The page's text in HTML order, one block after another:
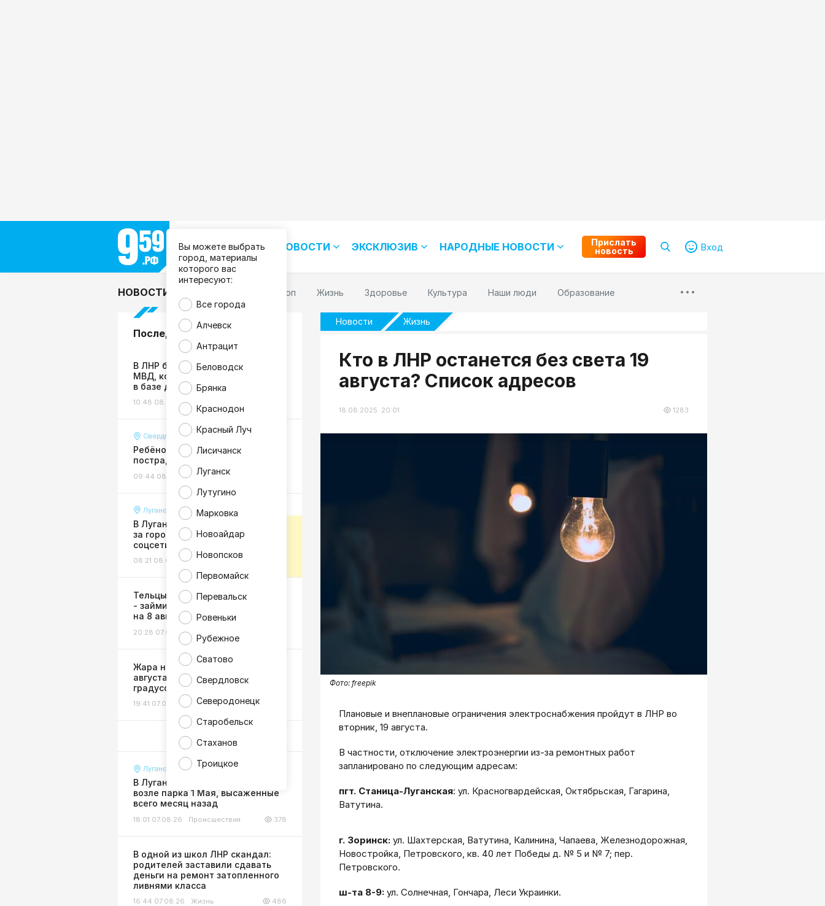
Все города
Вы можете выбрать
город, материалы
которого вас
интересуют:
Все города
Алчевск
Антрацит
Беловодск
Брянка
Краснодон
Красный Луч
Лисичанск
Луганск
Лутугино
Марковка
Новоайдар
Новопсков
Первомайск
Перевальск
Ровеньки
Рубежное
Сватово
Свердловск
Северодонецк
Старобельск
Стаханов
Троицкое
НОВОСТИ ЭКСКЛЮЗИВ НАРОДНЫЕ НОВОСТИ
Прислать
новость
Вход
НОВОСТИ Гороскоп Жизнь Здоровье Культура Наши люди Образование
Последние новости
В ЛНР будут судить сотрудника
МВД, которая «покопалась»
в базе данных ведомства
10:48 08.08.26
Свердловск
Ребёнок на электросамокате
пострадал в ДТП в Свердловске
09:44 08.08.26 Происшествия
Луганск
В Луганске прогремел взрыв,
за городом видны клубы дыма -
соцсети
08:21 08.08.26 Происшествия
Тельцы - ждите деньги, Козероги
- займитесь здоровьем: гороскоп
на 8 августа
20:28 07.08.26
Жара не отступает: в ЛНР 8
августа ожидается до +38
градусов
19:41 07.08.26 Погода
Луганск
В Луганске разгромили клумбы
возле парка 1 Мая, высаженные
всего месяц назад
18:01 07.08.26 Происшествия 378
В одной из школ ЛНР скандал:
родителей заставили сдавать
деньги на ремонт затопленного
ливнями класса
16:44 07.08.26 Жизнь 486
Новости Жизнь
Кто в ЛНР останется без света 19
августа? Список адресов
18.08.2025 20:01 1283
Фото: freepik
Плановые и внеплановые ограничения электроснабжения пройдут в ЛНР во
вторник, 19 августа.
В частности, отключение электроэнергии из-за ремонтных работ
запланировано по следующим адресам:
пгт. Станица-Луганская: ул. Красногвардейская, Октябрьская, Гагарина,
Ватутина.
г. Зоринск: ул. Шахтерская, Ватутина, Калинина, Чапаева, Железнодорожная,
Новостройка, Петровского, кв. 40 лет Победы д. № 5 и № 7; пер.
Петровского.
ш-та 8-9: ул. Солнечная, Гончара, Леси Украинки.